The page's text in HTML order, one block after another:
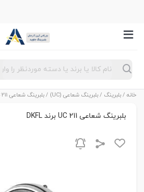
Products
search
خانه /بلبرینگ /بلبرینگ شعاعی (UC) / بلبرینگ شعاعی UC 211 برند DKFL
بلبرینگ شعاعی UC 211 برند DKFL